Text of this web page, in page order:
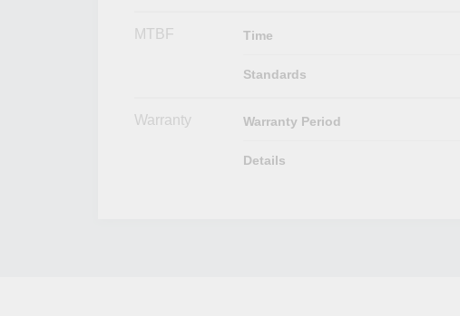
MTBF Time
Standards
Warranty Warranty Period
Details